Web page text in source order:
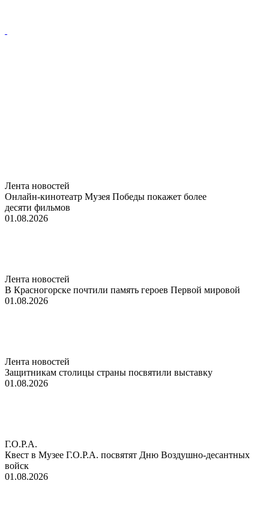
Лента новостей
Онлайн-кинотеатр Музея Победы покажет более
десяти фильмов
01.08.2026
Лента новостей
В Красногорске почтили память героев Первой мировой
01.08.2026
Лента новостей
Защитникам столицы страны посвятили выставку
01.08.2026
Г.О.Р.А.
Квест в Музее Г.О.Р.А. посвятят Дню Воздушно-десантных
войск
01.08.2026